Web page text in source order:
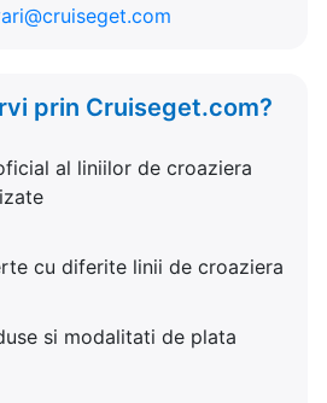
prin Cruiseget.com?
al liniilor de croaziera
cu diferite linii de croaziera
si modalitati de plata